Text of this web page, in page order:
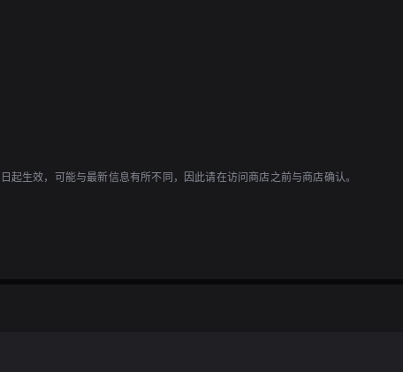
生效，可能与最新信息有所不同，因此请在访问商店之前与商店确认。
享受各种美食。今晚我选择了#Jeanne餐厅，点了特大份的维也纳香肠咖喱（